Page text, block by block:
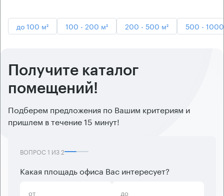
до 100 м² 100 - 200 м² 200 - 500 м² 500 -
Получите каталог
помещений!
Подберем предложения по Вашим критериям и
пришлем в течение 15 минут!
ВОПРОС 1 ИЗ2
Какая площадь офиса Вас интересует?